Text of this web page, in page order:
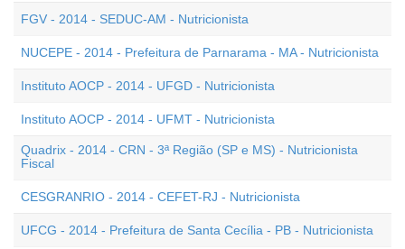
FGV - 2014 - SEDUC-AM - Nutricionista
NUCEPE - 2014 - Prefeitura de Parnarama - MA - Nutricionista
Instituto AOCP - 2014 - UFGD - Nutricionista
Instituto AOCP - 2014 - UFMT - Nutricionista
Quadrix - 2014 - CRN - 3ª Região (SP e MS) - Nutricionista
Fiscal
CESGRANRIO - 2014 - CEFET-RJ - Nutricionista
UFCG - 2014 - Prefeitura de Santa Cecília - PB - Nutricionista